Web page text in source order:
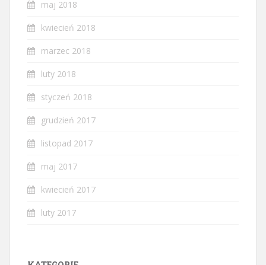
maj 2018
kwiecień 2018
marzec 2018
luty 2018
styczeń 2018
grudzień 2017
listopad 2017
maj 2017
kwiecień 2017
luty 2017